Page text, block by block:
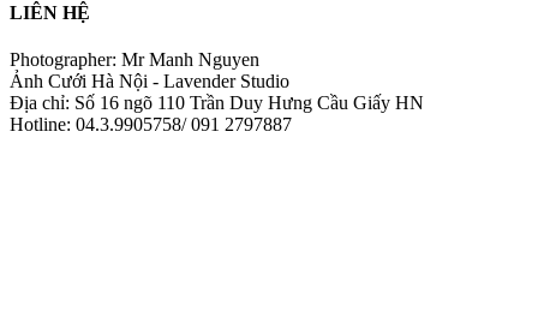
LIÊN HỆ
Photographer: Mr Manh Nguyen
Ảnh Cưới Hà Nội - Lavender Studio
Địa chỉ: Số 16 ngõ 110 Trần Duy Hưng Cầu Giấy HN
Hotline: 04.3.9905758/ 091 2797887